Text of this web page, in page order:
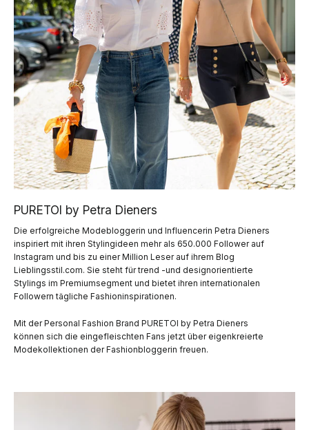
PURETOI by Petra Dieners
Die erfolgreiche Modebloggerin und Influencerin Petra Dieners
inspiriert mit ihren Stylingideen mehr als 650.000 Follower auf
Instagram und bis zu einer Million Leser auf ihrem Blog
Lieblingsstil.com. Sie steht für trend -und designorientierte
Stylings im Premiumsegment und bietet ihren internationalen
Followern tägliche Fashioninspirationen.
Mit der Personal Fashion Brand PURETOI by Petra Dieners
können sich die eingefleischten Fans jetzt über eigenkreierte
Modekollektionen der Fashionbloggerin freuen.